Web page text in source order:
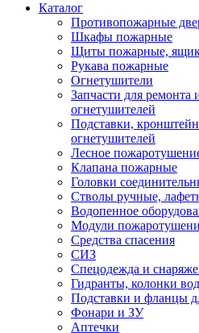
Каталог
Противопожарные
Шкафы пожарные
Щиты пожарные,
Рукава пожарные
Огнетушители
Запчасти для ремонта
огнетушителей
Подставки,
огнетушителей
Лесное
Клапана пожарные
Головки
Стволы ручные,
Водопенное
Модули
Средства спасения
СИЗ
Спецодежда и
Гидранты, колонки
Подставки и фланцы
Фонари и ЗУ
Аптечки